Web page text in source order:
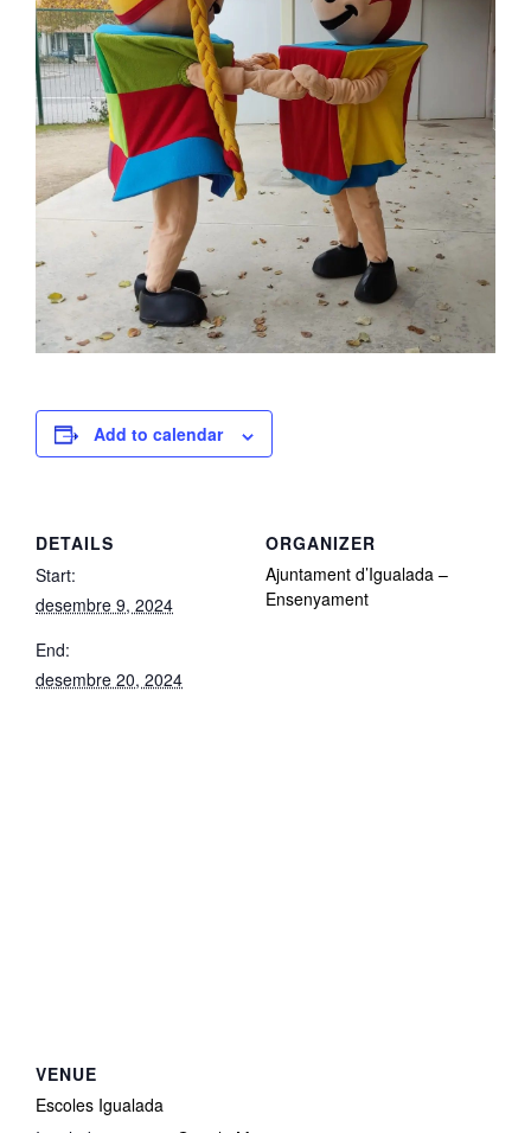
Add to calendar
DETAILS
Start:
desembre 9, 2024
End:
desembre 20, 2024
ORGANIZER
Ajuntament d’Igualada –
Ensenyament
VENUE
Escoles Igualada